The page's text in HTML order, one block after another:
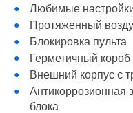
Любимые
Протяженный
Блокировка пульта
Герметичный
Внешний корпус с
Антикоррозионная
блока